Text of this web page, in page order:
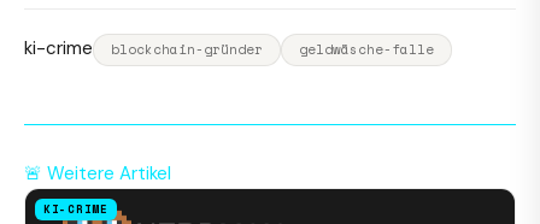
ki-crime blockchain-gründer geldwäsche-falle
🚨 Weitere Artikel
KI-CRIME